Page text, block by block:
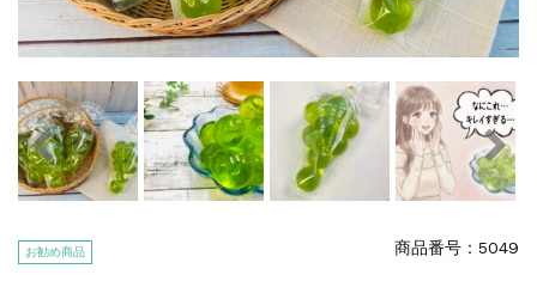
お勧め商品 商品番号：5049